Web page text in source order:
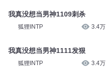
我真没想当男神1109刺杀
狐狸INTP 3.4万
我真没想当男神1111发狠
狐狸INTP 3.4万